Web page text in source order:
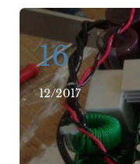
16
12/2017